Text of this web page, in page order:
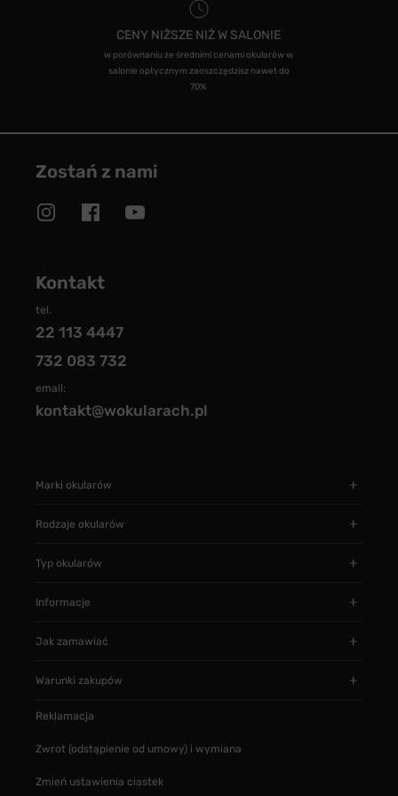
CENY NIŻSZE NIŻ W SALONIE
w porównaniu ze średnimi cenami okularów w
salonie optycznym zaoszczędzisz nawet do
70%
Zostań z nami
Kontakt
tel.
22 113 4447
732 083 732
email:
kontakt@wokularach.pl
Marki okularów
Rodzaje okularów
Typ okularów
Informacje
Jak zamawiać
Warunki zakupów
Reklamacja
Zwrot (odstąpienie od umowy) i wymiana
Zmień ustawienia ciastek